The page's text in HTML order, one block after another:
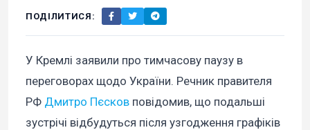
ПОДІЛИТИСЯ:
У Кремлі заявили про тимчасову паузу в
переговорах щодо України. Речник правителя
РФ Дмитро Пєсков повідомив, що подальші
зустрічі відбудуться після узгодження графіків